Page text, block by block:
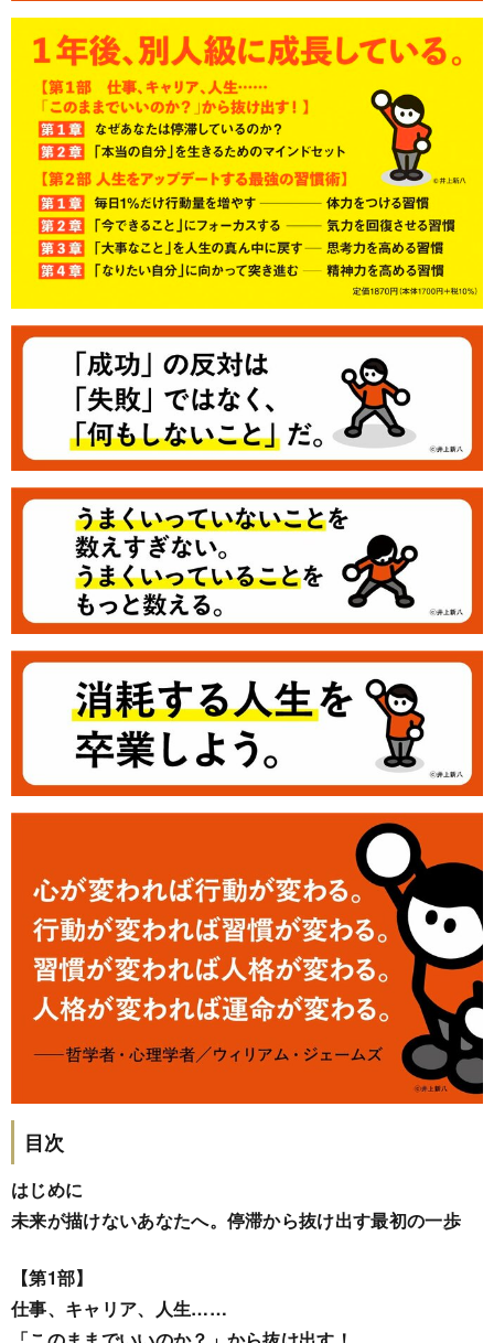
目次
はじめに
未来が描けないあなたへ。停滞から抜け出す最初の一歩
【第1部】
仕事、キャリア、人生……